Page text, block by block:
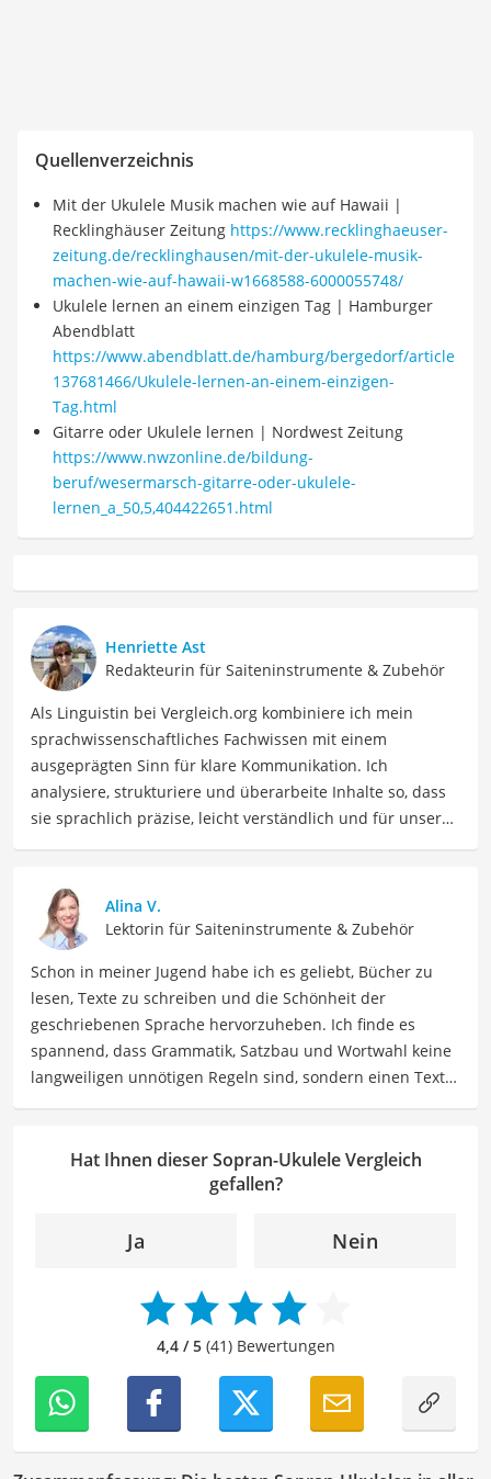
Quellenverzeichnis
Mit der Ukulele Musik machen wie auf Hawaii |
Recklinghäuser Zeitung https://www.recklinghaeuser-
zeitung.de/recklinghausen/mit-der-ukulele-musik-
machen-wie-auf-hawaii-w1668588-6000055748/
Ukulele lernen an einem einzigen Tag | Hamburger
Abendblatt
https://www.abendblatt.de/hamburg/bergedorf/article
137681466/Ukulele-lernen-an-einem-einzigen-
Tag.html
Gitarre oder Ukulele lernen | Nordwest Zeitung
https://www.nwzonline.de/bildung-
beruf/wesermarsch-gitarre-oder-ukulele-
lernen_a_50,5,404422651.html
Henriette Ast
Redakteurin für Saiteninstrumente & Zubehör
Als Linguistin bei Vergleich.org kombiniere ich mein
sprachwissenschaftliches Fachwissen mit einem
ausgeprägten Sinn für klare Kommunikation. Ich
analysiere, strukturiere und überarbeite Inhalte so, dass
sie sprachlich präzise, leicht verständlich und für unsere
beschäftige ich mich gerne mit verschiedenen Hobbys
und Freizeitaktivitäten. Dieses Interesse spiegelt sich in
meinen Beiträgen wider, die sich mit Freizeitideen,
Reiseempfehlungen, Hobbytipps und Anregungen für die
Freizeitgestaltung befassen.
Der Sopran-Ukulele-Vergleich ist aus unserer Sicht
besonders empfehlenswert fürMusikliebhaberund
Hobby-Musiker.
Alina V.
Lektorin für Saiteninstrumente & Zubehör
Schon in meiner Jugend habe ich es geliebt, Bücher zu
lesen, Texte zu schreiben und die Schönheit der
geschriebenen Sprache hervorzuheben. Ich finde es
spannend, dass Grammatik, Satzbau und Wortwahl keine
langweiligen unnötigen Regeln sind, sondern einen Text
geschriebenen Wort als Lektorin bei VGL in unsere Texte
einfließen zu lassen. Mit meinem Auge für
ich unser Redaktionsteam dabei, qualitativ hochwertige
meinen Wissensschatz immer mehr zu erweitern und
mich täglich mit den verschiedensten Themen
auseinanderzusetzen.
Hat Ihnen dieser Sopran-Ukulele Vergleich
gefallen?
Ja Nein
4,4 / 5(41) Bewertungen